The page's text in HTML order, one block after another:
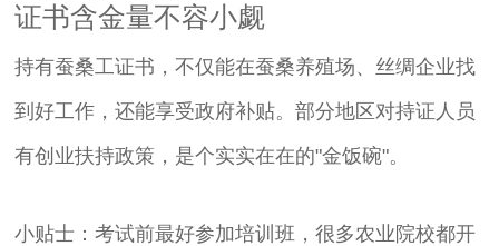
证书含金量不容小觑
持有蚕桑工证书，不仅能在蚕桑养殖场、丝绸企业找
到好工作，还能享受政府补贴。部分地区对持证人员
有创业扶持政策，是个实实在在的"金饭碗"。
小贴士：考试前最好参加培训班，很多农业院校都开